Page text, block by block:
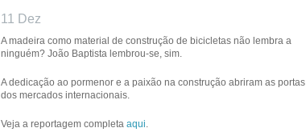
11 Dez
A madeira como material de construção de bicicletas não lembra a
ninguém? João Baptista lembrou-se, sim.
A dedicação ao pormenor e a paixão na construção abriram as portas
dos mercados internacionais.
Veja a reportagem completa aqui.